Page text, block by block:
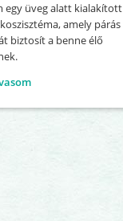
egy üveg alatt kialakított
amely párás
biztosít a benne élő